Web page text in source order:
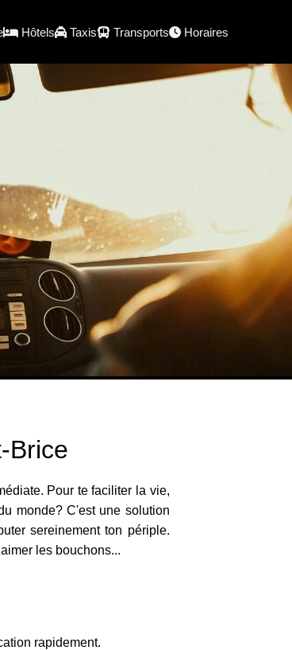
Hôtels Taxis Transports Horaires
Brice
Pour te faciliter la vie,
monde? C'est une solution
sereinement ton périple.
les bouchons...
rapidement.